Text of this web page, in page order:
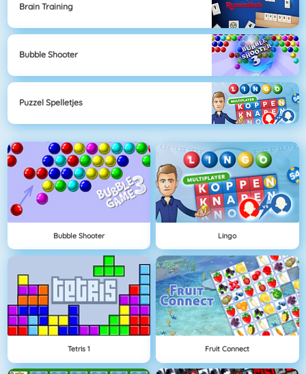
Brain Training
Bubble Shooter
Puzzel Spelletjes
Bubble Shooter Lingo
Tetris 1 Fruit Connect